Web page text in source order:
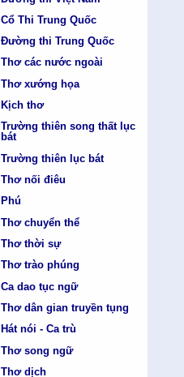
Cổ Thi Trung Quốc
Đường thi Trung Quốc
Thơ các nước ngoài
Thơ xướng họa
Kịch thơ
Trường thiên song thất lục
bát
Trường thiên lục bát
Thơ nối điêu
Phú
Thơ chuyển thể
Thơ thời sự
Thơ trào phúng
Ca dao tục ngữ
Thơ dân gian truyền tụng
Hát nói - Ca trù
Thơ song ngữ
Thơ dịch